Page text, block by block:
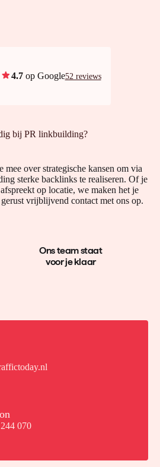
4.7op Google52 reviews
bij PR linkbuilding?
mee over strategische kansen om via
sterke backlinks te realiseren. Of je
op locatie, we maken het je
vrijblijvend contact met ons op.
Ons team staat
voor je klaar
070